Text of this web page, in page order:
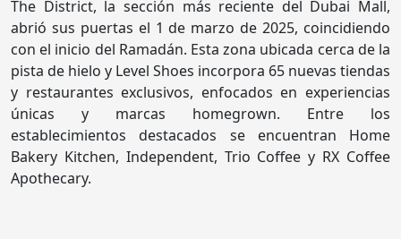
The District, la sección más reciente del Dubai Mall,
abrió sus puertas el 1 de marzo de 2025, coincidiendo
con el inicio del Ramadán. Esta zona ubicada cerca de la
pista de hielo y Level Shoes incorpora 65 nuevas tiendas
y restaurantes exclusivos, enfocados en experiencias
únicas y marcas homegrown. Entre los
establecimientos destacados se encuentran Home
Bakery Kitchen, Independent, Trio Coffee y RX Coffee
Apothecary.